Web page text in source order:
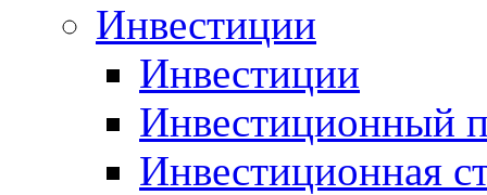
Инвестиции
Инвестиции
Инвестиционный
Инвестиционная